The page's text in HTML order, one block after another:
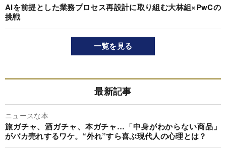
AIを前提とした業務プロセス再設計に取り組む大林組×PwCの
挑戦
一覧を見る
最新記事
ニュースな本
旅ガチャ、酒ガチャ、本ガチャ…「中身がわからない商品」
がバカ売れするワケ。“外れ”すら喜ぶ現代人の心理とは？